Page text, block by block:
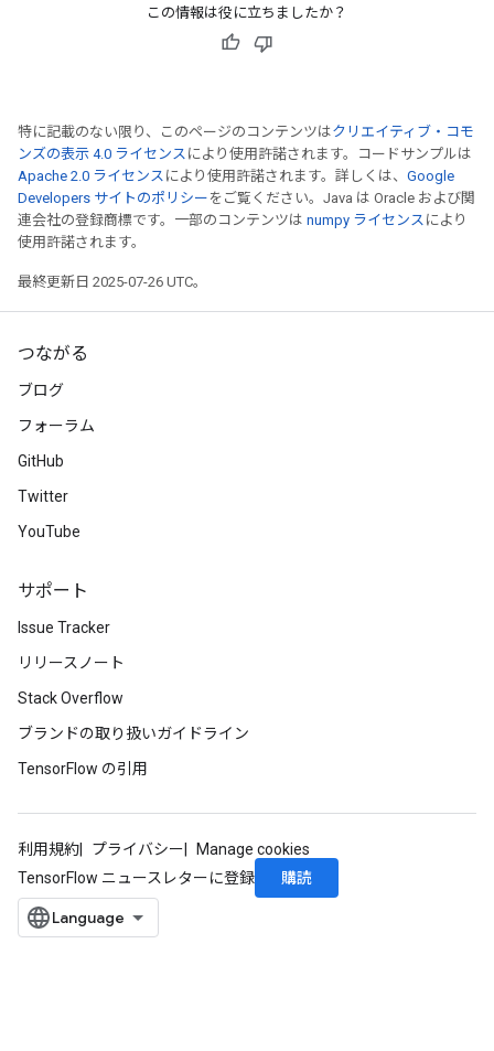
この情報は役に立ちましたか？
特に記載のない限り、このページのコンテンツはクリエイティブ・コモ
ンズの表示 4.0 ライセンス により使用許諾されます。コードサンプルは
Apache 2.0 ライセンス により使用許諾されます。詳しくは、 Google
Developers サイトのポリシー をご覧ください。Java は Oracle および関
連会社の登録商標です。一部のコンテンツは numpy ライセンス により
使用許諾されます。
最終更新日 2025-07-26 UTC。
つながる
ブログ
フォーラム
GitHub
Twitter
YouTube
サポート
Issue Tracker
リリースノート
Stack Overflow
ブランドの取り扱いガイドライン
TensorFlow の引用
利用規約 プライバシー
Manage cookies
TensorFlow ニュースレターに登録
購読